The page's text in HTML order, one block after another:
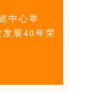
中心举
展40年荣